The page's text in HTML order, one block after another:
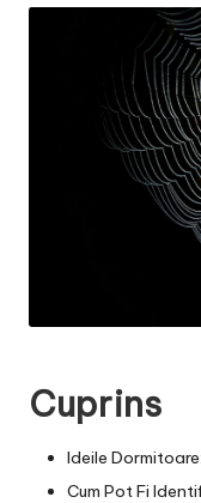
Cuprins
Ideile
Cum Pot Fi